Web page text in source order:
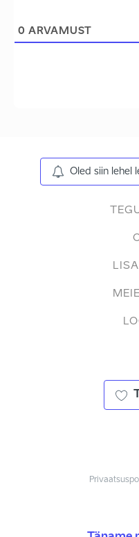
0 ARVAMUST
Oled siin lehel